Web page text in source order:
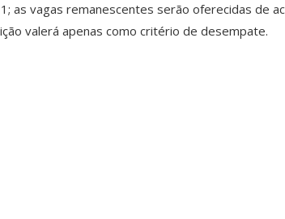
as vagas remanescentes serão oferecidas de
valerá apenas como critério de desempate.